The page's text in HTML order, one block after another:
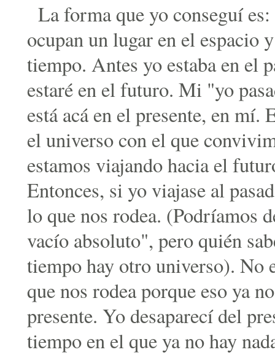
La forma que yo conseguí
ocupan un lugar en el espacio
tiempo. Antes yo estaba en el
estaré en el futuro. Mi "yo
está acá en el presente, en mí.
el universo con el que
estamos viajando hacia el
Entonces, si yo viajase al
lo que nos rodea. (Podríamos
vacío absoluto", pero quién
tiempo hay otro universo). No
que nos rodea porque eso ya
presente. Yo desaparecí del
tiempo en el que ya no hay